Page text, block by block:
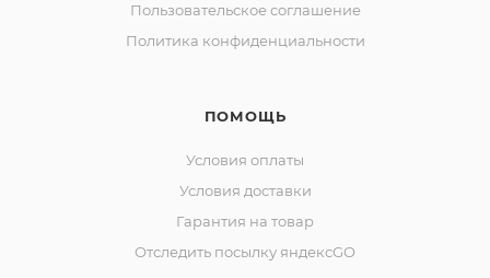
Пользовательское соглашение
Политика конфиденциальности
ПОМОЩЬ
Условия оплаты
Условия доставки
Гарантия на товар
Отследить посылку яндексGO